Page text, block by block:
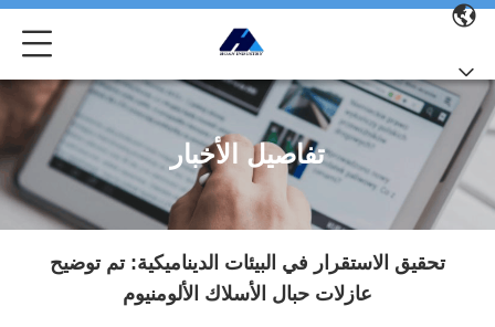
تفاصيل الأخبار
تحقيق الاستقرار في البيئات الديناميكية: تم توضيح
عازلات حبال الأسلاك الألومنيوم